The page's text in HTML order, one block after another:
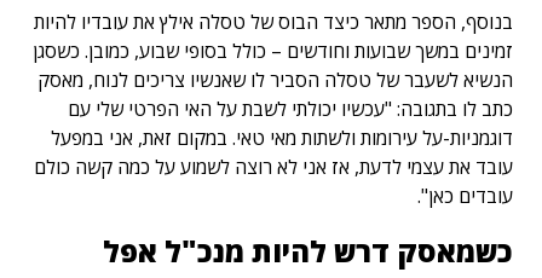
בנוסף, הספר מתאר כיצד הבוס של טסלה אילץ את עובדיו להיות
זמינים במשך שבועות וחודשים – כולל בסופי שבוע, כמובן. כשסגן
הנשיא לשעבר של טסלה הסביר לו שאנשיו צריכים לנוח, מאסק
כתב לו בתגובה: "עכשיו יכולתי לשבת על האי הפרטי שלי עם
דוגמניות-על עירומות ולשתות מאי טאי. במקום זאת, אני במפעל
עובד את עצמי לדעת, אז אני לא רוצה לשמוע על כמה קשה כולם
עובדים כאן".
כשמאסק דרש להיות מנכ"ל אפל